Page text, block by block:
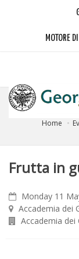
MOTORE
Home
Frutta in
Monday 11
Accademia dei
Accademia dei